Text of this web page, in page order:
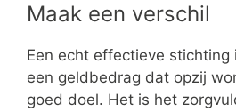
Maak een verschil
Een echt effectieve stichting
een geldbedrag dat opzij
goed doel. Het is het